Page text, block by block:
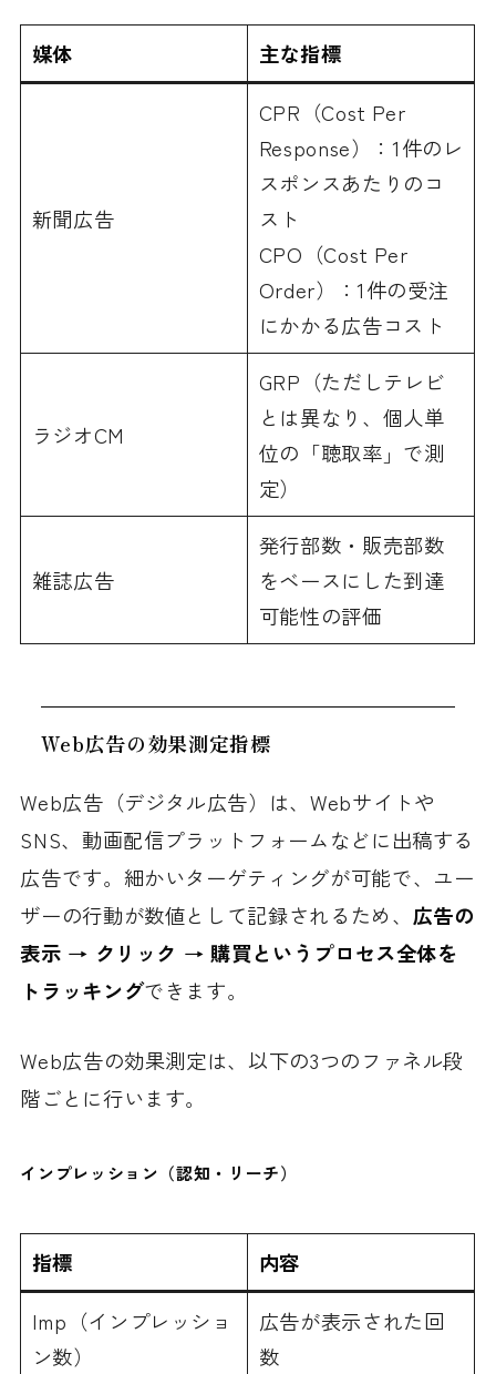
媒体 主な指標
新聞広告
CPR（Cost Per
Response）：1件のレ
スポンスあたりのコ
スト
CPO（Cost Per
Order）：1件の受注
にかかる広告コスト
ラジオCM
GRP（ただしテレビ
とは異なり、個人単
位の「聴取率」で測
定）
雑誌広告
発行部数・販売部数
をベースにした到達
可能性の評価
Web広告の効果測定指標
Web広告（デジタル広告）は、Webサイトや
SNS、動画配信プラットフォームなどに出稿する
広告です。細かいターゲティングが可能で、ユー
ザーの行動が数値として記録されるため、 広告の
表示 → クリック → 購買というプロセス全体を
トラッキングできます。
Web広告の効果測定は、以下の3つのファネル段
階ごとに行います。
インプレッション（認知・リーチ）
指標 内容
Imp（インプレッショ
ン数）
広告が表示された回
数